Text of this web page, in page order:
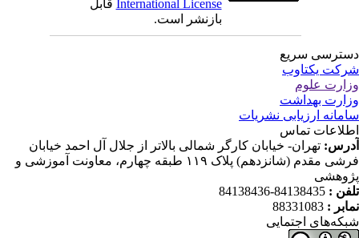
International Licenseقابل
بازنشر است.
سریع
یکتاوب
علوم
بهداشت
ارزیابی نشریات
تماس
تهران- خیابان کارگر شمالی بالاتر از جلال آل احمد خیابان
فرشی مقدم (شانزدهم) پلاک ۱۱۹ طبقه چهارم، معاونت آموزشی و
:
84138435-84138436
:
88331083
اجتمایی